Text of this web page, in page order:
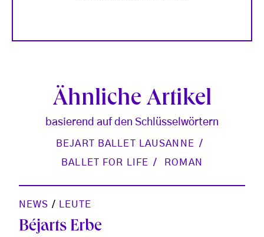
Ähnliche Artikel
basierend auf den Schlüsselwörtern
BEJART BALLET LAUSANNE
BALLET FOR LIFE
ROMAN
NEWS / LEUTE
Béjarts Erbe